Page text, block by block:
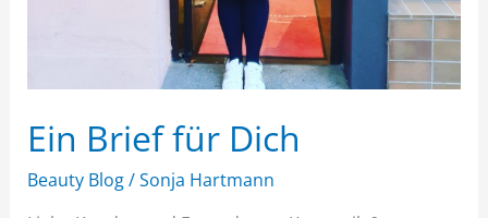
Ein Brief für Dich
Beauty Blog/Sonja Hartmann